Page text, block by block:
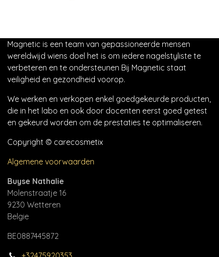
Magnetic is een team van gepassioneerde mensen
wereldwijd wiens doel het is om iedere nagelstyliste te
verbeteren en te ondersteunen Bij Magnetic staat
veiligheid en gezondheid voorop.
We werken en verkopen enkel goedgekeurde producten,
die in het labo en ook door docenten eerst goed getest
en gekeurd worden om de prestaties te optimaliseren.
Copyright © carecosmetix
Algemene voorwaarden
Buyse Nathalie
Molenstraatje 16
9230 Wetteren
Belgie
BE0887445872